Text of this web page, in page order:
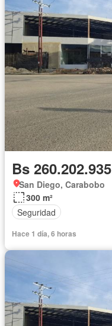
Bs 260.202.935
San Diego, Carabobo
300 m²
Seguridad
Hace 1 día, 6 horas